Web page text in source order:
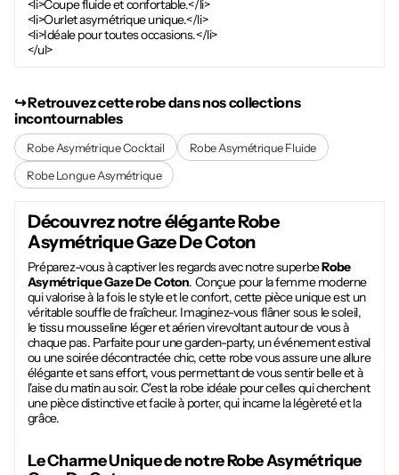
<li>Coupe fluide et confortable.</li>
<li>Ourlet asymétrique unique.</li>
<li>Idéale pour toutes occasions.</li>
</ul>
↪︎ Retrouvez cette robe dans nos collections
incontournables
Robe Asymétrique Cocktail
Robe Asymétrique Fluide
Robe Longue Asymétrique
Découvrez notre éléganteRobe
Asymétrique Gaze De Coton
Préparez-vous à captiver les regards avec notre superbeRobe
Asymétrique Gaze De Coton. Conçue pour la femme moderne
qui valorise à la fois le style et le confort, cette pièce unique est un
véritable souffle de fraîcheur. Imaginez-vous flâner sous le soleil,
le tissu mousseline léger et aérien virevoltant autour de vous à
chaque pas. Parfaite pour une garden-party, un événement estival
ou une soirée décontractée chic, cette robe vous assure une allure
élégante et sans effort, vous permettant de vous sentir belle et à
l'aise du matin au soir. C'est la robe idéale pour celles qui cherchent
une pièce distinctive et facile à porter, qui incarne la légèreté et la
grâce.
Le Charme Unique de notreRobe Asymétrique